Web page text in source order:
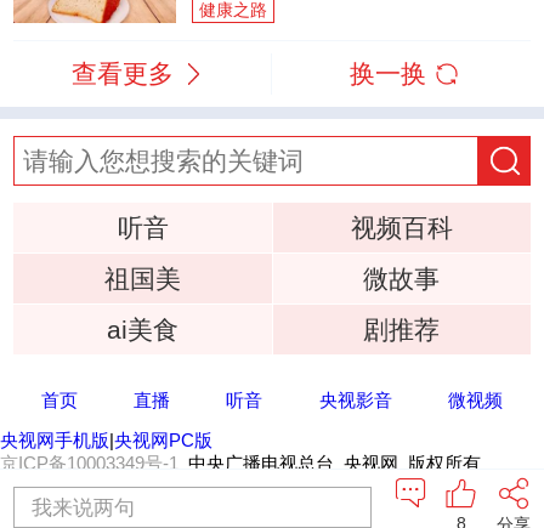
健康之路
查看更多 换一换
听音
视频百科
祖国美
微故事
ai美食
剧推荐
首页 直播 听音 央视影音
微视频
央视网手机版|央视网PC版
京ICP备10003349号-1
中央广播电视总台 央视网 版权所有
我来说两句
8